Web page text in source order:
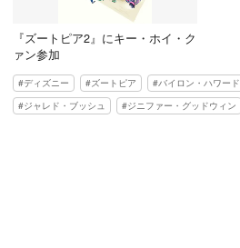
『ズートピア2』にキー・ホイ・ク
ァン参加
ディズニー ズートピア バイロン・ハワード
ジャレド・ブッシュ
ジニファー・グッドウィン